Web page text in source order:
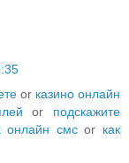
or казино онлайн
or подскажите
онлайн смсor как